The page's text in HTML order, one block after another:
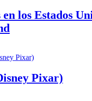
los Estados
Pixar)